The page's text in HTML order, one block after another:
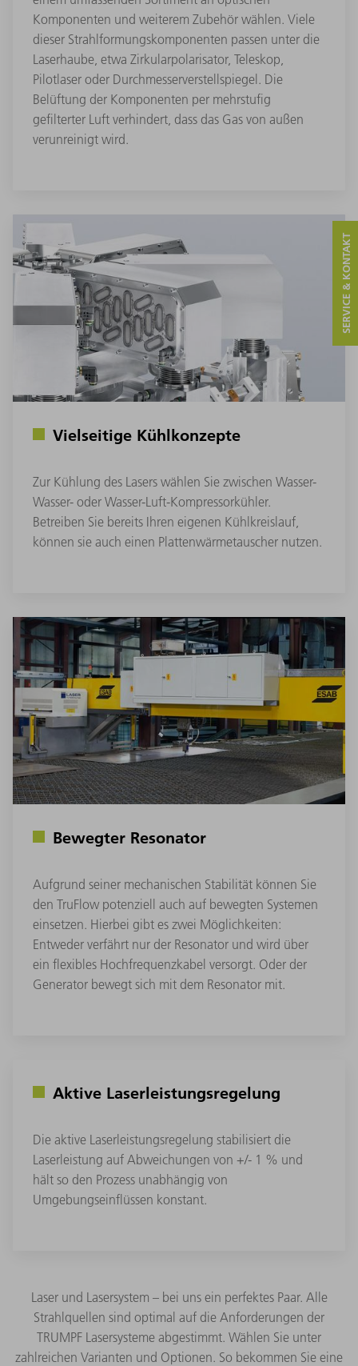
Komponenten und weiterem Zubehör wählen. Viele
dieser Strahlformungskomponenten passen unter die
Laserhaube, etwa Zirkularpolarisator, Teleskop,
Pilotlaser oder Durchmesserverstellspiegel. Die
Belüftung der Komponenten per mehrstufig
gefilterter Luft verhindert, dass das Gas von außen
verunreinigt wird.
Vielseitige Kühlkonzepte
Zur Kühlung des Lasers wählen Sie zwischen Wasser-
Wasser- oder Wasser-Luft-Kompressorkühler.
Betreiben Sie bereits Ihren eigenen Kühlkreislauf,
können sie auch einen Plattenwärmetauscher nutzen.
Bewegter Resonator
Aufgrund seiner mechanischen Stabilität können Sie
den TruFlow potenziell auch auf bewegten Systemen
einsetzen. Hierbei gibt es zwei Möglichkeiten:
Entweder verfährt nur der Resonator und wird über
ein flexibles Hochfrequenzkabel versorgt. Oder der
Generator bewegt sich mit dem Resonator mit.
Aktive Laserleistungsregelung
Die aktive Laserleistungsregelung stabilisiert die
Laserleistung auf Abweichungen von +/- 1 % und
hält so den Prozess unabhängig von
Umgebungseinflüssen konstant.
Laser und Lasersystem – bei uns ein perfektes Paar. Alle
Strahlquellen sind optimal auf die Anforderungen der
TRUMPF Lasersysteme abgestimmt. Wählen Sie unter
zahlreichen Varianten und Optionen. So bekommen Sie eine
SERVICE & KONTAKT